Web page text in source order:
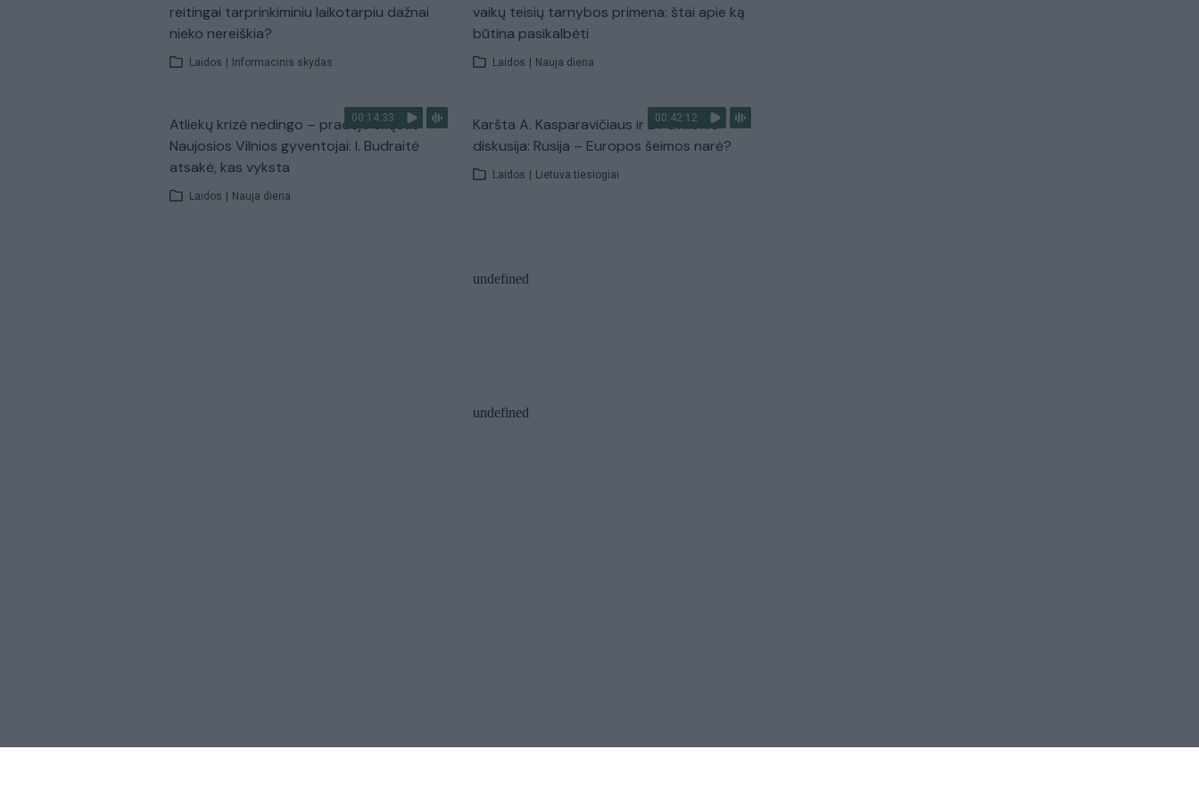
reitingai tarprinkiminiu laikotarpiu dažnai
nieko nereiškia?
Laidos | Informacinis skydas
vaikų teisių tarnybos primena: štai apie ką
būtina pasikalbėti
Laidos | Nauja diena
00:14:33
Atliekų krizė nedingo – pradėjo skųstis
Naujosios Vilnios gyventojai: I. Budraitė
atsakė, kas vyksta
Laidos | Nauja diena
00:42:12
Karšta A. Kasparavičiaus ir Ž Pavilionio
diskusija: Rusija – Europos šeimos narė?
Laidos | Lietuva tiesiogiai